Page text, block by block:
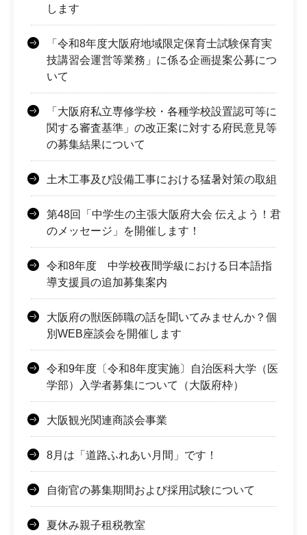
します
「令和8年度大阪府地域限定保育士試験保育実
技講習会運営等業務」に係る企画提案公募につ
いて
「大阪府私立専修学校・各種学校設置認可等に
関する審査基準」の改正案に対する府民意見等
の募集結果について
土木工事及び設備工事における猛暑対策の取組
第48回「中学生の主張大阪府大会 伝えよう！君
のメッセージ」を開催します！
令和8年度 中学校夜間学級における日本語指
導支援員の追加募集案内
大阪府の獣医師職の話を聞いてみませんか？個
別WEB座談会を開催します
令和9年度〔令和8年度実施〕自治医科大学（医
学部）入学者募集について（大阪府枠）
大阪観光関連商談会事業
8月は「道路ふれあい月間」です！
自衛官の募集期間および採用試験について
夏休み親子租税教室